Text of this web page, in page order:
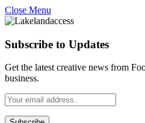
Close Menu
Subscribe to Updates
Get the latest creative news from
business.